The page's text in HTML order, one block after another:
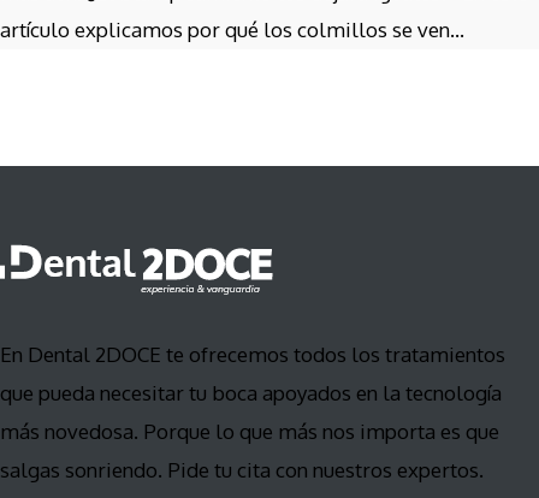
artículo explicamos por qué los colmillos se ven...
En Dental 2DOCE te ofrecemos todos los tratamientos
que pueda necesitar tu boca apoyados en la tecnología
más novedosa. Porque lo que más nos importa es que
salgas sonriendo. Pide tu cita con nuestros expertos.